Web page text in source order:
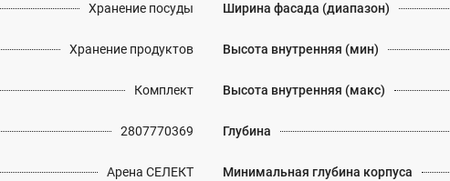
Хранение посуды
Хранение продуктов
Комплект
2807770369
Арена СЕЛЕКТ
Ширина фасада (диапазон)
Высота внутренняя (мин)
Высота внутренняя (макс)
Глубина
Минимальная глубина корпуса